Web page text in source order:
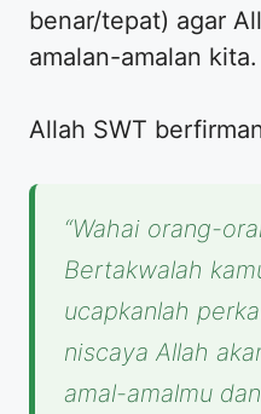
benar/tepat) agar
amalan-amalan kita.
Allah SWT
“Wahai orang-
Bertakwalah
ucapkanlah
niscaya Allah
amal-amalmu